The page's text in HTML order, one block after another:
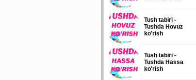
Tush tabiri -
Tushda Hovuz
ko'rish
Tush tabiri -
Tushda Hassa
ko'rish